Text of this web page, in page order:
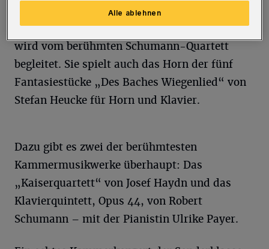
und Streichquartett. Mit einer seltenen
Besetzung: Hornistin Sibylle Mahni aus Berlin
wird vom berühmten Schumann-Quartett
begleitet. Sie spielt auch das Horn der fünf
Fantasiestücke „Des Baches Wiegenlied“ von
Stefan Heucke für Horn und Klavier.
Dazu gibt es zwei der berühmtesten
Kammermusikwerke überhaupt: Das
„Kaiserquartett“ von Josef Haydn und das
Klavierquintett, Opus 44, von Robert
Schumann – mit der Pianistin Ulrike Payer.
Alle ablehnen